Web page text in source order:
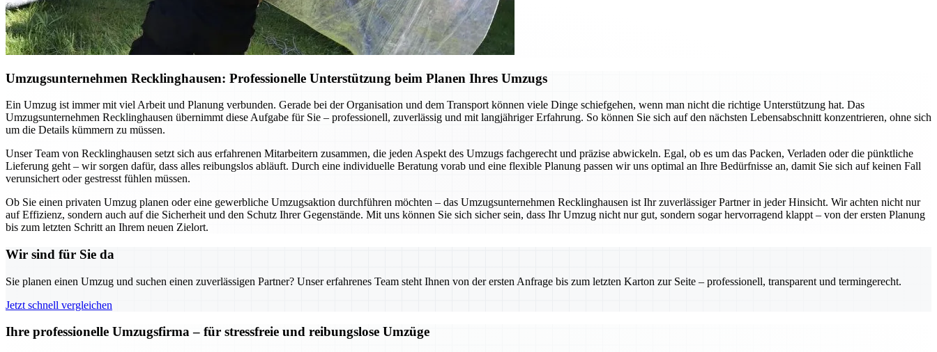
Umzugsunternehmen Recklinghausen: Professionelle Unterstützung beim Planen Ihres Umzugs
Ein Umzug ist immer mit viel Arbeit und Planung verbunden. Gerade bei der Organisation und dem Transport können viele Dinge schiefgehen, wenn man nicht die richtige Unterstützung hat. Das
Umzugsunternehmen Recklinghausen übernimmt diese Aufgabe für Sie – professionell, zuverlässig und mit langjähriger Erfahrung. So können Sie sich auf den nächsten Lebensabschnitt konzentrieren, ohne sich
um die Details kümmern zu müssen.
Unser Team von Recklinghausen setzt sich aus erfahrenen Mitarbeitern zusammen, die jeden Aspekt des Umzugs fachgerecht und präzise abwickeln. Egal, ob es um das Packen, Verladen oder die pünktliche
Lieferung geht – wir sorgen dafür, dass alles reibungslos abläuft. Durch eine individuelle Beratung vorab und eine flexible Planung passen wir uns optimal an Ihre Bedürfnisse an, damit Sie sich auf keinen Fall
verunsichert oder gestresst fühlen müssen.
Ob Sie einen privaten Umzug planen oder eine gewerbliche Umzugsaktion durchführen möchten – das Umzugsunternehmen Recklinghausen ist Ihr zuverlässiger Partner in jeder Hinsicht. Wir achten nicht nur
auf Effizienz, sondern auch auf die Sicherheit und den Schutz Ihrer Gegenstände. Mit uns können Sie sich sicher sein, dass Ihr Umzug nicht nur gut, sondern sogar hervorragend klappt – von der ersten Planung
bis zum letzten Schritt an Ihrem neuen Zielort.
Wir sind für Sie da
Sie planen einen Umzug und suchen einen zuverlässigen Partner? Unser erfahrenes Team steht Ihnen von der ersten Anfrage bis zum letzten Karton zur Seite – professionell, transparent und termingerecht.
Jetzt schnell vergleichen
Ihre professionelle Umzugsfirma – für stressfreie und reibungslose Umzüge